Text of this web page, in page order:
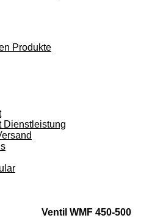
Produkte
Dienstleistung
Ventil WMF 450-500